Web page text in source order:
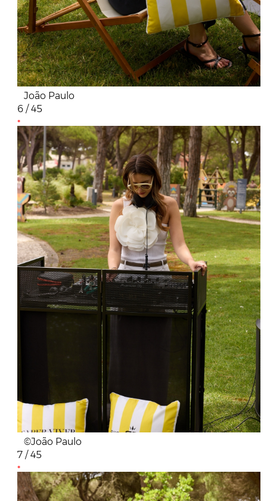
João Paulo
6 / 45
©João Paulo
7 / 45